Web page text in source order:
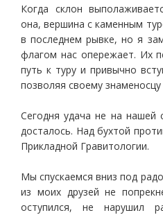
Когда склон
она, вершина с каменным
в последнем рывке, но я
флагом нас опережает. Их
путь к туру и привычно
позволяя своему
Сегодня удача не на нашей
досталось. Над бухтой
Прикладной Гравитологии.
Мы спускаемся вниз под
из моих друзей не
оступился, не нарушил